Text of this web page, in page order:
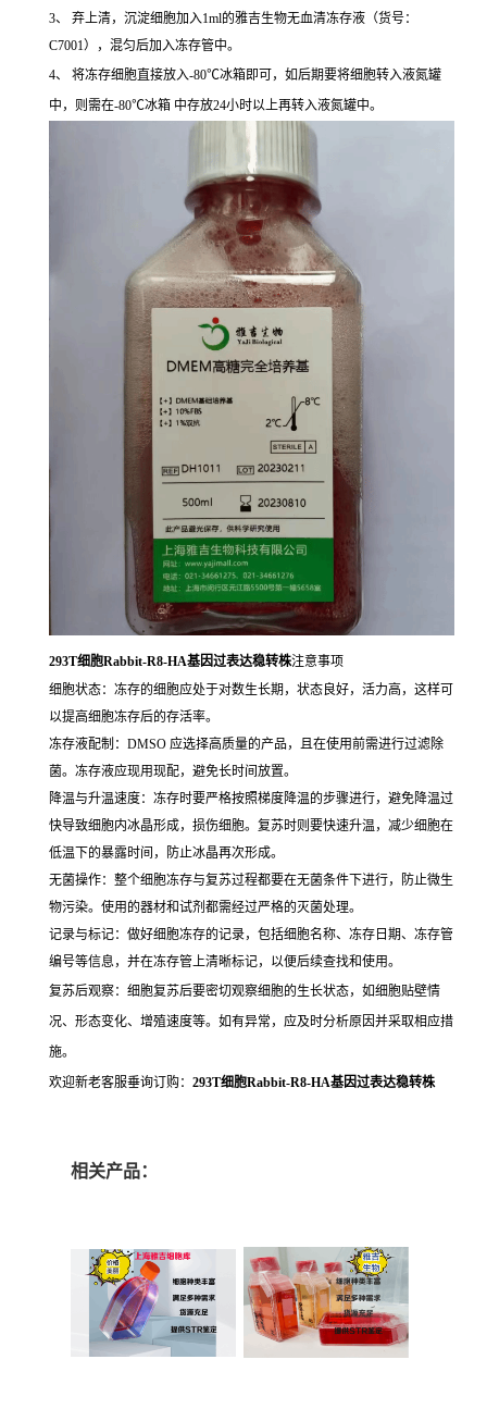
3、 弃上清，沉淀细胞加入1ml的雅吉生物无血清冻存液（货号：
C7001），混匀后加入冻存管中。
4、 将冻存细胞直接放入-80℃冰箱即可，如后期要将细胞转入液氮罐
中，则需在-80℃冰箱 中存放24小时以上再转入液氮罐中。
293T细胞Rabbit-R8-HA基因过表达稳转株注意事项
细胞状态：冻存的细胞应处于对数生长期，状态良好，活力高，这样可
以提高细胞冻存后的存活率。
冻存液配制：DMSO 应选择高质量的产品，且在使用前需进行过滤除
菌。冻存液应现用现配，避免长时间放置。
降温与升温速度：冻存时要严格按照梯度降温的步骤进行，避免降温过
快导致细胞内冰晶形成，损伤细胞。复苏时则要快速升温，减少细胞在
低温下的暴露时间，防止冰晶再次形成。
无菌操作：整个细胞冻存与复苏过程都要在无菌条件下进行，防止微生
物污染。使用的器材和试剂都需经过严格的灭菌处理。
记录与标记：做好细胞冻存的记录，包括细胞名称、冻存日期、冻存管
编号等信息，并在冻存管上清晰标记，以便后续查找和使用。
复苏后观察：细胞复苏后要密切观察细胞的生长状态，如细胞贴壁情
况、形态变化、增殖速度等。如有异常，应及时分析原因并采取相应措
施。
欢迎新老客服垂询订购： 293T细胞Rabbit-R8-HA基因过表达稳转株
相关产品：